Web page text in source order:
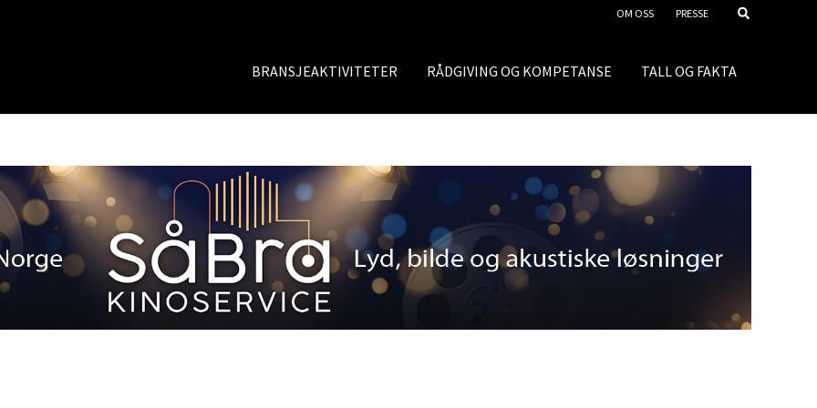
OM OSS PRESSE
BRANSJEAKTIVITETER RÅDGIVING OG KOMPETANSE TALL OG FAKTA